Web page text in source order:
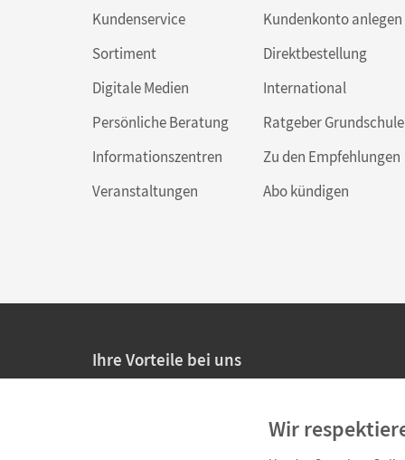
Kundenservice
Sortiment
Digitale Medien
Persönliche Beratung
Informationszentren
Veranstaltungen
Kundenkonto anlegen
Direktbestellung
International
Ratgeber Grundschule
Zu den Empfehlungen
Abo kündigen
Ihre Vorteile bei uns
Persönliche Angebote für Lehrkräfte
Wir